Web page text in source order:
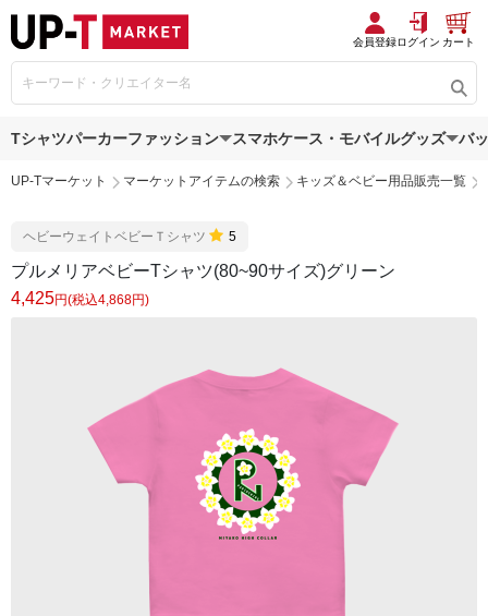
会員登録ログイン カート
Tシャツパーカーファッション スマホケース・モバイルグッズ バ
UP-Tマーケット マーケットアイテムの検索 キッズ＆ベビー用品販売一覧
ヘビーウェイトベビーＴシャツ 5
プルメリアベビーTシャツ(80~90サイズ)グリーン
4,425円(税込4,868円)